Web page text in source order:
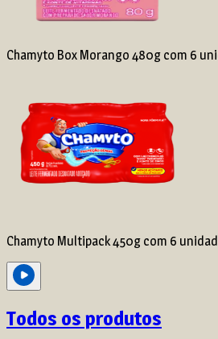
Chamyto Box Morango 480g com 6
Chamyto Multipack 450g com 6
Todos os produtos